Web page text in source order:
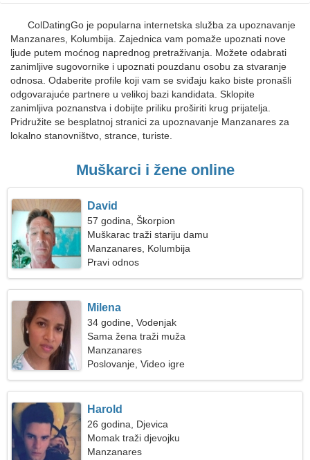
ColDatingGo je popularna internetska služba za upoznavanje
Manzanares, Kolumbija. Zajednica vam pomaže upoznati nove
ljude putem moćnog naprednog pretraživanja. Možete odabrati
zanimljive sugovornike i upoznati pouzdanu osobu za stvaranje
odnosa. Odaberite profile koji vam se sviđaju kako biste pronašli
odgovarajuće partnere u velikoj bazi kandidata. Sklopite
zanimljiva poznanstva i dobijte priliku proširiti krug prijatelja.
Pridružite se besplatnoj stranici za upoznavanje Manzanares za
lokalno stanovništvo, strance, turiste.
Muškarci i žene online
David
57 godina, Škorpion
Muškarac traži stariju damu
Manzanares, Kolumbija
Pravi odnos
Milena
34 godine, Vodenjak
Sama žena traži muža
Manzanares
Poslovanje, Video igre
Harold
26 godina, Djevica
Momak traži djevojku
Manzanares